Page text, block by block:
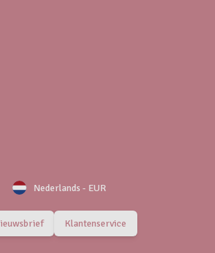
Nederlands - EUR
Klantenservice